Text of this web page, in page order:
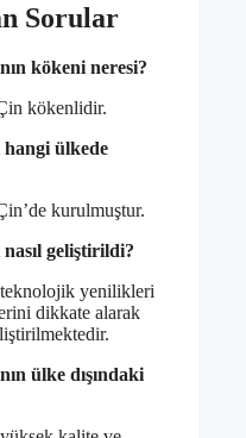
Sorular
kökeni neresi?
kökenlidir.
hangi ülkede
kurulmuştur.
geliştirildi?
teknolojik yenilikleri
dikkate alarak
ülke dışındaki